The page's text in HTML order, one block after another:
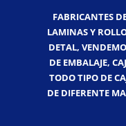
FABRICANTES
LAMINAS Y
DETAL,
DE EMBALAJE,
TODO TIPO DE
DE DIFERENTE